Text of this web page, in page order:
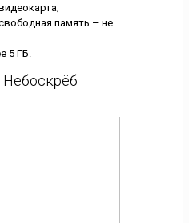
память – не
5 ГБ.
Небоскрёб